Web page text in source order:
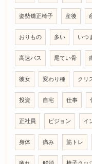
姿勢矯正椅子 産後
おりもの 多い いつ
高速バス 尾てい骨
彼女 変わり種 クリ
投資 自宅 仕事
正社員 ビジョン イ
身体 痛み 筋トレ